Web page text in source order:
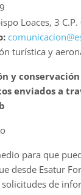
Loaces, 3
turística y
y
enviados a
para que
desde Esatur
de